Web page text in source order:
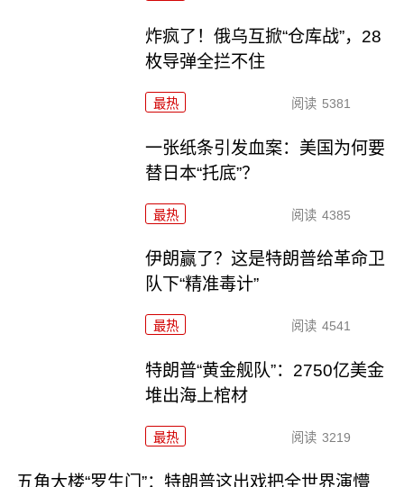
炸疯了！俄乌互掀“仓库战”，28
枚导弹全拦不住
最热 阅读 5381
一张纸条引发血案：美国为何要
替日本“托底”？
最热 阅读 4385
伊朗赢了？这是特朗普给革命卫
队下“精准毒计”
最热 阅读 4541
特朗普“黄金舰队”：2750亿美金
堆出海上棺材
最热 阅读 3219
五角大楼“罗生门”：特朗普这出戏把全世界演懵